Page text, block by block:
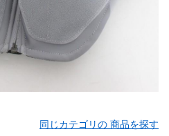
同じカテゴリの 商品を探す